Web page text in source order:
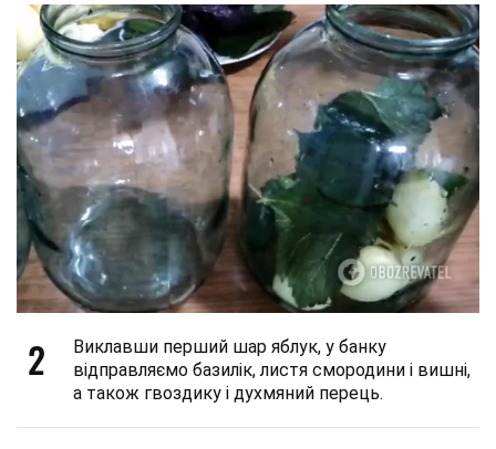
2
Виклавши перший шар яблук, у банку
відправляємо базилік, листя смородини і вишні,
а також гвоздику і духмяний перець.